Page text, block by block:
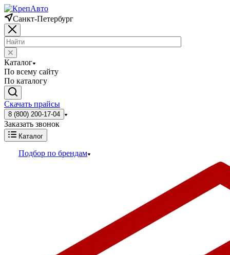
Санкт-Петербург
Каталог
По всему сайту
По каталогу
Скачать прайсы
8 (800) 200-17-04
Заказать звонок
Каталог
Подбор по брендам